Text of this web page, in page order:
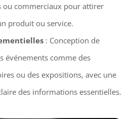
ou commerciaux pour attirer
produit ou service.
: Conception de
événements comme des
ou des expositions, avec une
des informations essentielles.